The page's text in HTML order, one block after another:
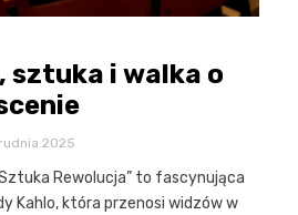
sztuka i walka o
2025
Rewolucja” to fascynująca
Kahlo, która przenosi widzów w